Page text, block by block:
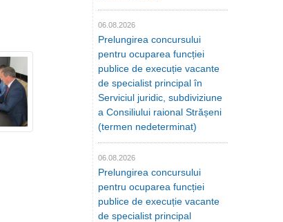
06.08.2026
Prelungirea concursului
pentru ocuparea funcției
publice de execuție vacante
de specialist principal în
Serviciul juridic, subdiviziune
a Consiliului raional Strășeni
(termen nedeterminat)
06.08.2026
Prelungirea concursului
pentru ocuparea funcției
publice de execuție vacante
de specialist principal